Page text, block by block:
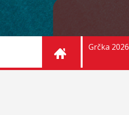
Grčka 2026